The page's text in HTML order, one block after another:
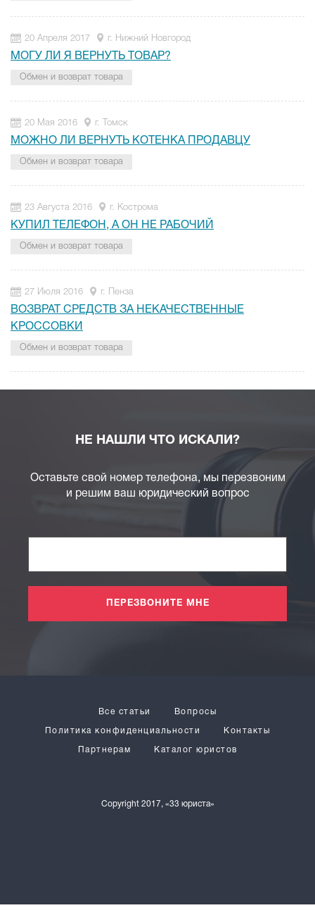
20 Апреля 2017 г. Нижний Новгород
МОГУ ЛИ Я ВЕРНУТЬ ТОВАР?
Обмен и возврат товара
20 Мая 2016 г. Томск
МОЖНО ЛИ ВЕРНУТЬ КОТЕНКА ПРОДАВЦУ
Обмен и возврат товара
23 Августа 2016 г. Кострома
КУПИЛ ТЕЛЕФОН, А ОН НЕ РАБОЧИЙ
Обмен и возврат товара
27 Июля 2016 г. Пенза
ВОЗВРАТ СРЕДСТВ ЗА НЕКАЧЕСТВЕННЫЕ
КРОССОВКИ
Обмен и возврат товара
НЕ НАШЛИ ЧТО ИСКАЛИ?
Оставьте свой номер телефона, мы перезвоним
и решим ваш юридический вопрос
ПЕРЕЗВОНИТЕ МНЕ
Copyright 2017, «33 юриста»
Все статьи Вопросы
Политика конфиденциальности Контакты
Партнерам Каталог юристов